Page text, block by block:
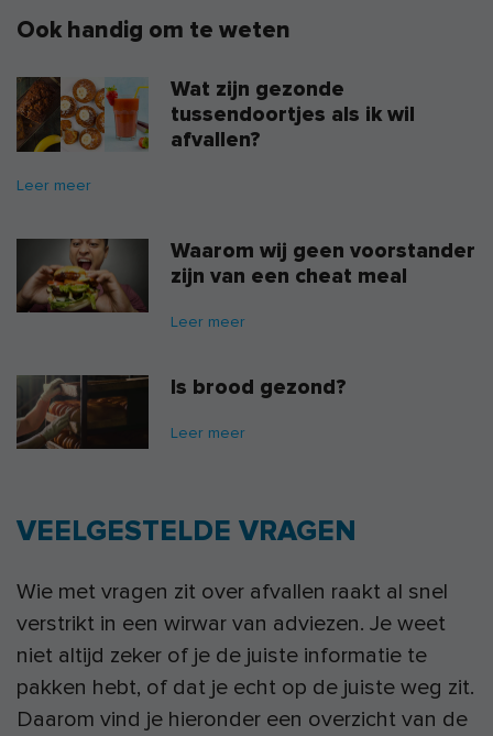
Ook handig om te weten
Wat zijn gezonde
tussendoortjes als ik wil
afvallen?
Leer meer
Waarom wij geen voorstander
zijn van een cheat meal
Leer meer
Is brood gezond?
Leer meer
VEELGESTELDE VRAGEN
Wie met vragen zit over afvallen raakt al snel
verstrikt in een wirwar van adviezen. Je weet
niet altijd zeker of je de juiste informatie te
pakken hebt, of dat je echt op de juiste weg zit.
Daarom vind je hieronder een overzicht van de